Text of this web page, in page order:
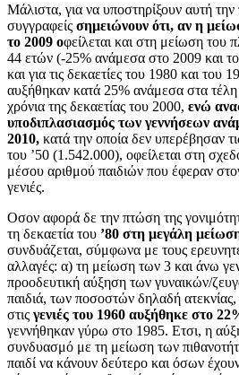
Μάλιστα, για να υποστηρίξουν αυτή
συγγραφείς σημειώνουν ότι, αν η
το 2009 οφείλεται και στη μείωση του
44 ετών (-25% ανάμεσα στο 2009 και το
και για τις δεκαετίες του 1980 και του
αυξήθηκαν κατά 25% ανάμεσα στα
χρόνια της δεκαετίας του 2000, ενώ
υποδιπλασιασμός των γεννήσεων
2010, κατά την οποία δεν υπερέβησαν
του ’50 (1.542.000), οφείλεται στη
μέσου αριθμού παιδιών που έφεραν
γενιές.
Οσον αφορά δε την πτώση της
τη δεκαετία του ’80 στη μεγάλη
συνδυάζεται, σύμφωνα με τους
αλλαγές: α) τη μείωση των 3 και άνω
προοδευτική αύξηση των γυναικών/
παιδιά, των ποσοστών δηλαδή
στις γενιές του 1960 αυξήθηκε στο
γεννήθηκαν γύρω στο 1985. Ετσι, η
συνδυασμό με τη μείωση των
παιδί να κάνουν δεύτερο και όσων